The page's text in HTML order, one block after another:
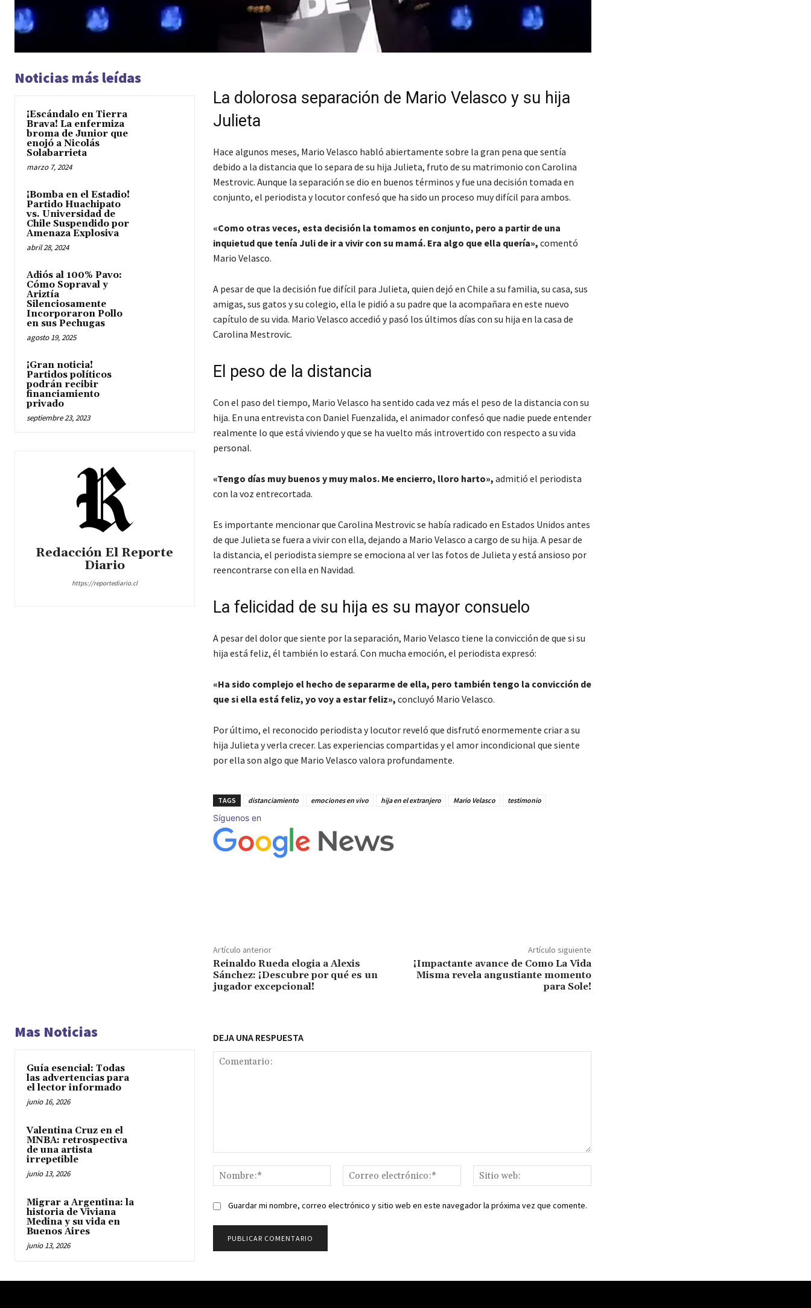
Noticias más leídas
¡Escándalo en Tierra
Brava! La enfermiza
broma de Junior que
enojó a Nicolás
Solabarrieta
marzo 7, 2024
¡Bomba en el Estadio!
Partido Huachipato
vs. Universidad de
Chile Suspendido por
Amenaza Explosiva
abril 28, 2024
Adiós al 100% Pavo:
Cómo Sopraval y
Ariztía
Silenciosamente
Incorporaron Pollo
en sus Pechugas
agosto 19, 2025
¡Gran noticia!
Partidos políticos
podrán recibir
financiamiento
privado
septiembre 23, 2023
Redacción El Reporte
Diario
https://reportediario.cl
La dolorosa separación de Mario Velasco y su hija
Julieta
Hace algunos meses, Mario Velasco habló abiertamente sobre la gran pena que sentía
debido a la distancia que lo separa de su hija Julieta, fruto de su matrimonio con Carolina
Mestrovic. Aunque la separación se dio en buenos términos y fue una decisión tomada en
conjunto, el periodista y locutor confesó que ha sido un proceso muy difícil para ambos.
«Como otras veces, esta decisión la tomamos en conjunto, pero a partir de una
inquietud que tenía Juli de ir a vivir con su mamá. Era algo que ella quería», comentó
Mario Velasco.
A pesar de que la decisión fue difícil para Julieta, quien dejó en Chile a su familia, su casa, sus
amigas, sus gatos y su colegio, ella le pidió a su padre que la acompañara en este nuevo
capítulo de su vida. Mario Velasco accedió y pasó los últimos días con su hija en la casa de
Carolina Mestrovic.
El peso de la distancia
Con el paso del tiempo, Mario Velasco ha sentido cada vez más el peso de la distancia con su
hija. En una entrevista con Daniel Fuenzalida, el animador confesó que nadie puede entender
realmente lo que está viviendo y que se ha vuelto más introvertido con respecto a su vida
personal.
«Tengo días muy buenos y muy malos. Me encierro, lloro harto», admitió el periodista
con la voz entrecortada.
Es importante mencionar que Carolina Mestrovic se había radicado en Estados Unidos antes
de que Julieta se fuera a vivir con ella, dejando a Mario Velasco a cargo de su hija. A pesar de
la distancia, el periodista siempre se emociona al ver las fotos de Julieta y está ansioso por
reencontrarse con ella en Navidad.
La felicidad de su hija es su mayor consuelo
A pesar del dolor que siente por la separación, Mario Velasco tiene la convicción de que si su
hija está feliz, él también lo estará. Con mucha emoción, el periodista expresó:
«Ha sido complejo el hecho de separarme de ella, pero también tengo la convicción de
que si ella está feliz, yo voy a estar feliz», concluyó Mario Velasco.
Por último, el reconocido periodista y locutor reveló que disfrutó enormemente criar a su
hija Julieta y verla crecer. Las experiencias compartidas y el amor incondicional que siente
por ella son algo que Mario Velasco valora profundamente.
TAGS distanciamiento emociones en vivo hija en el extranjero Mario Velasco testimonio
Síguenos en
Artículo anterior
Reinaldo Rueda elogia a Alexis
Sánchez: ¡Descubre por qué es un
jugador excepcional!
Artículo siguiente
¡Impactante avance de Como La Vida
Misma revela angustiante momento
para Sole!
Mas Noticias
Guía esencial: Todas
las advertencias para
el lector informado
junio 16, 2026
Valentina Cruz en el
MNBA: retrospectiva
de una artista
irrepetible
junio 13, 2026
Migrar a Argentina: la
historia de Viviana
Medina y su vida en
Buenos Aires
junio 13, 2026
DEJA UNA RESPUESTA
Nombre:*
Correo
electrónico:*
web:
Guardar mi nombre, correo electrónico y sitio web en este navegador la próxima vez que comente.